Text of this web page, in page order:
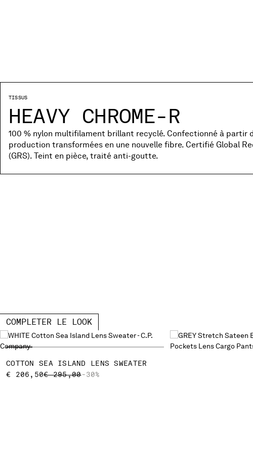
TISSUS
HEAVY CHROME-R
100 % nylon multifilament brillant recyclé. Confectionné à partir
production transformées en une nouvelle fibre. Certifié Global
(GRS). Teint en pièce, traité anti-goutte.
COMPLETER LE LOOK
COTTON SEA ISLAND LENS SWEATER
€ 206,50PRICE REDUCED FROM
€ 295,00TO
-30%